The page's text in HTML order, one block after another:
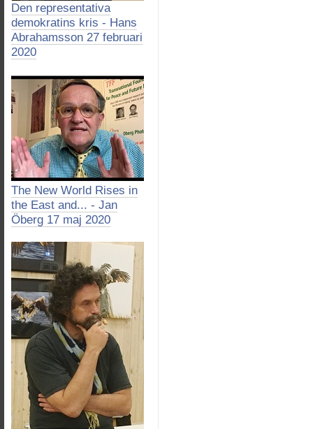
Den representativa
demokratins kris - Hans
Abrahamsson 27 februari
2020
The New World Rises in
the East and... - Jan
Öberg 17 maj 2020